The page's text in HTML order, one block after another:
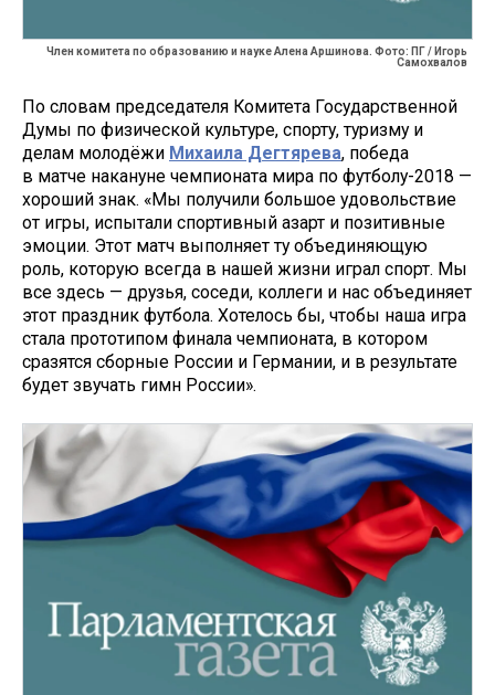
Член комитета по образованию и науке Алена Аршинова. Фото: ПГ / Игорь
Самохвалов
По словам председателя Комитета Государственной
Думы по физической культуре, спорту, туризму и
делам молодёжи Михаила Дегтярева, победа
в матче накануне чемпионата мира по футболу-2018 —
хороший знак. «Мы получили большое удовольствие
от игры, испытали спортивный азарт и позитивные
эмоции. Этот матч выполняет ту объединяющую
роль, которую всегда в нашей жизни играл спорт. Мы
все здесь — друзья, соседи, коллеги и нас объединяет
этот праздник футбола. Хотелось бы, чтобы наша игра
стала прототипом финала чемпионата, в котором
сразятся сборные России и Германии, и в результате
будет звучать гимн России».